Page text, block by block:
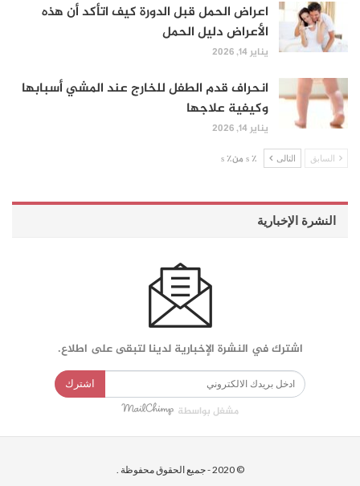
اعراض الحمل قبل الدورة كيف اتأكد أن هذه
الأعراض دليل الحمل
يناير 14, 2026
انحراف قدم الطفل للخارج عند المشي أسبابها
وكيفية علاجها
يناير 14, 2026
السابق التالى ٪ s من٪ s
النشرة الإخبارية
اشترك في النشرة الإخبارية لدينا لتبقى على اطلاع.
اشترك
مشغل بواسطة
© 2020 - جميع الحقوق محفوظة .